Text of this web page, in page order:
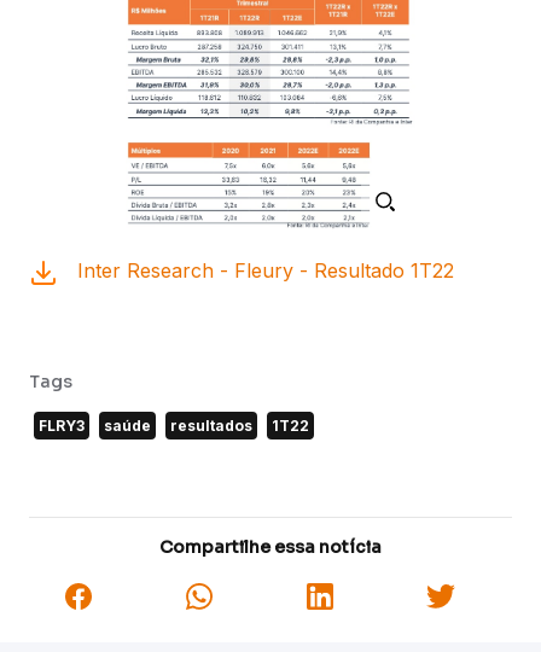
Inter Research - Fleury - Resultado 1T22
Tags
FLRY3 saúde resultados 1T22
Compartilhe essa notícia